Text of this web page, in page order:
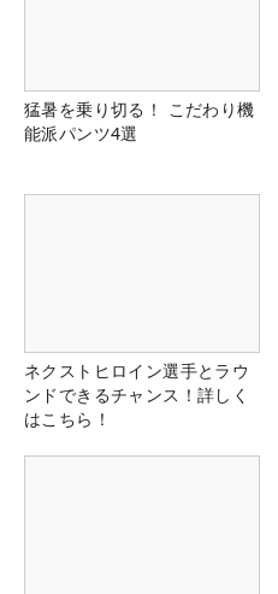
猛暑を乗り切る！ こだわり機
能派パンツ4選
ネクストヒロイン選手とラウ
ンドできるチャンス！詳しく
はこちら！